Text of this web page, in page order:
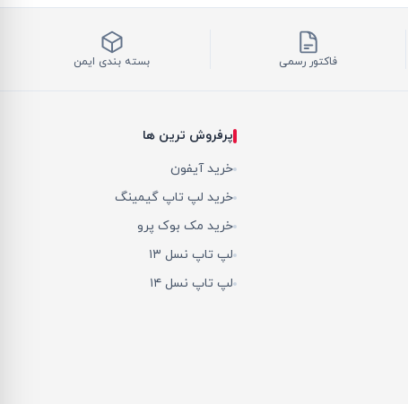
فاکتور رسمی بسته بندی ایمن
پرفروش ترین ها
خرید آیفون
خرید لپ تاپ گیمینگ
خرید مک بوک پرو
لپ تاپ نسل ۱۳
لپ تاپ نسل ۱۴